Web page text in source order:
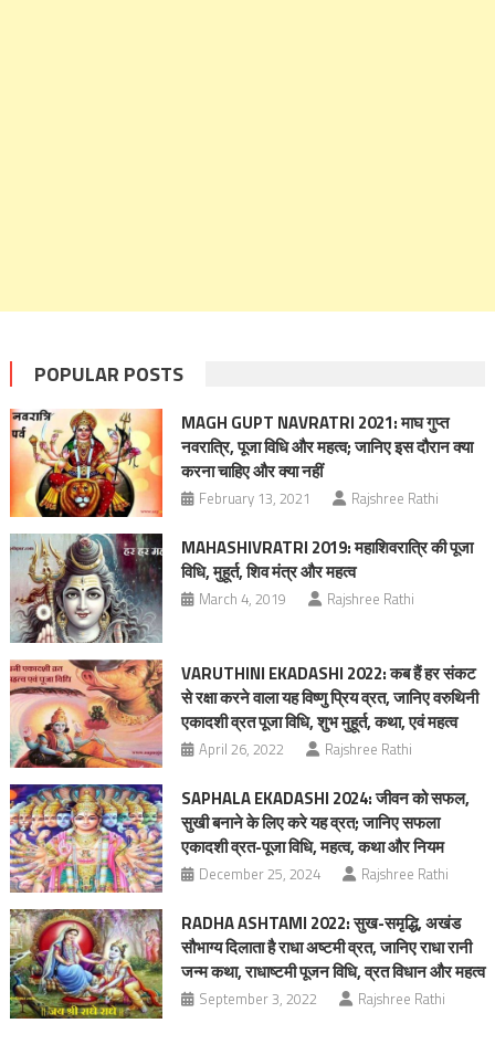
POPULAR POSTS
MAGH GUPT NAVRATRI 2021: माघ गुप्त
नवरात्रि, पूजा विधि और महत्व; जानिए इस दौरान क्या
करना चाहिए और क्या नहीं
February 13, 2021 Rajshree Rathi
MAHASHIVRATRI 2019: महाशिवरात्रि की पूजा
विधि, मुहूर्त, शिव मंत्र और महत्व
March 4, 2019 Rajshree Rathi
VARUTHINI EKADASHI 2022: कब हैं हर संकट
से रक्षा करने वाला यह विष्णु प्रिय व्रत, जानिए वरुथिनी
एकादशी व्रत पूजा विधि, शुभ मुहूर्त, कथा, एवं महत्व
April 26, 2022 Rajshree Rathi
SAPHALA EKADASHI 2024: जीवन को सफल,
सुखी बनाने के लिए करे यह व्रत; जानिए सफला
एकादशी व्रत-पूजा विधि, महत्‍व, कथा और नियम
December 25, 2024 Rajshree Rathi
RADHA ASHTAMI 2022: सुख-समृद्धि, अखंड
सौभाग्य दिलाता है राधा अष्टमी व्रत, जानिए राधा रानी
जन्म कथा, राधाष्टमी पूजन विधि, व्रत विधान और महत्व
September 3, 2022 Rajshree Rathi